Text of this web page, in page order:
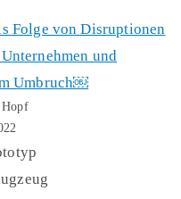
Folge von Disruptionen
und
Umbruch￼
Hopf